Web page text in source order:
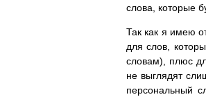
слова, которые
Так как я имею
для слов,
словам), плюс
не выглядят
персональный